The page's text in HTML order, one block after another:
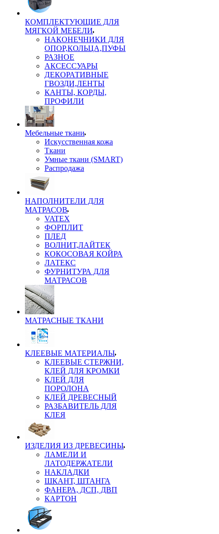
КОМПЛЕКТУЮЩИЕ ДЛЯ
МЯГКОЙ МЕБЕЛИ
НАКОНЕЧНИКИ ДЛЯ
ОПОР,КОЛЬЦА,ПУФЫ
РАЗНОЕ
АКСЕССУАРЫ
ДЕКОРАТИВНЫЕ
ГВОЗДИ,ЛЕНТЫ
КАНТЫ, КОРДЫ,
ПРОФИЛИ
Мебельные ткани
Искусственная кожа
Ткани
Умные ткани (SMART)
Распродажа
НАПОЛНИТЕЛИ ДЛЯ
МАТРАСОВ
VATEX
ФОРПЛИТ
ПЛЕД
ВОЛНИТ,ЛАЙТЕК
КОКОСОВАЯ КОЙРА
ЛАТЕКС
ФУРНИТУРА ДЛЯ
МАТРАСОВ
МАТРАСНЫЕ ТКАНИ
КЛЕЕВЫЕ МАТЕРИАЛЫ
КЛЕЕВЫЕ СТЕРЖНИ,
КЛЕЙ ДЛЯ КРОМКИ
КЛЕЙ ДЛЯ
ПОРОЛОНА
КЛЕЙ ДРЕВЕСНЫЙ
РАЗБАВИТЕЛЬ ДЛЯ
КЛЕЯ
ИЗДЕЛИЯ ИЗ ДРЕВЕСИНЫ
ЛАМЕЛИ И
ЛАТОДЕРЖАТЕЛИ
НАКЛАДКИ
ШКАНТ, ШТАНГА
ФАНЕРА, ДСП, ДВП
КАРТОН